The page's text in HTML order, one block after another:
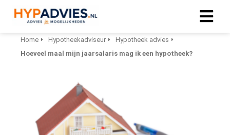
Home Hypotheekadviseur
Hypotheek advies
Hoeveel maal mijn jaarsalaris mag ik een hypotheek?